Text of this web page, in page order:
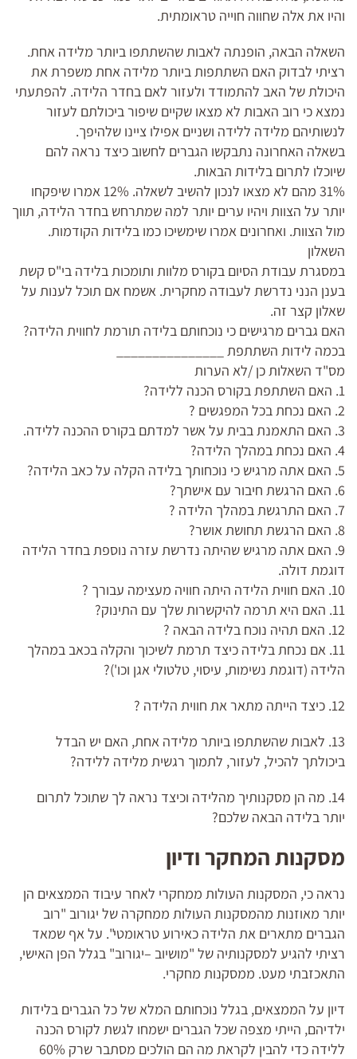
והיו את אלה שחווה חוייה טראומתית.
השאלה הבאה, הופנתה לאבות שהשתתפו ביותר מלידה אחת.
רציתי לבדוק האם השתתפות ביותר מלידה אחת משפרת את
היכולת של האב להתמודד ולעזור לאם בחדר הלידה. להפתעתי
נמצא כי רוב האבות לא מצאו שקיים שיפור ביכולתם לעזור
לנשותיהם מלידה ללידה ושניים אפילו ציינו שלהיפך.
בשאלה האחרונה נתבקשו הגברים לחשוב כיצד נראה להם
שיוכלו לתרום בלידות הבאות.
31% מהם לא מצאו לנכון להשיב לשאלה. 12% אמרו שיפקחו
יותר על הצוות ויהיו ערים יותר למה שמתרחש בחדר הלידה, תווך
מול הצוות. ואחרונים אמרו שימשיכו כמו בלידות הקודמות.
השאלון
במסגרת עבודת הסיום בקורס מלוות ותומכות בלידה בי"ס קשת
בענן הנני נדרשת לעבודה מחקרית. אשמח אם תוכל לענות על
שאלון קצר זה.
האם גברים מרגישים כי נוכחותם בלידה תורמת לחווית הלידה?
בכמה לידות השתתפת _______________
מס"ד השאלות כן /לא הערות
1. האם השתתפת בקורס הכנה ללידה?
2. האם נכחת בכל המפגשים ?
3. האם התאמנת בבית על אשר למדתם בקורס ההכנה ללידה.
4. האם נכחת במהלך הלידה?
5. האם אתה מרגיש כי נוכחותך בלידה הקלה על כאב הלידה?
6. האם הרגשת חיבור עם אישתך?
7. האם התרגשת במהלך הלידה ?
8. האם הרגשת תחושת אושר?
9. האם אתה מרגיש שהיתה נדרשת עזרה נוספת בחדר הלידה
דוגמת דולה.
10. האם חווית הלידה היתה חוויה מעצימה עבורך ?
11. האם היא תרמה להיקשרות שלך עם התינוק?
12. האם תהיה נוכח בלידה הבאה ?
11. אם נכחת בלידה כיצד תרמת לשיכוך והקלה בכאב במהלך
הלידה (דוגמת נשימות, עיסוי, טלטולי אגן וכו')?
12. כיצד הייתה מתאר את חווית הלידה ?
13. לאבות שהשתתפו ביותר מלידה אחת, האם יש הבדל
ביכולתך להכיל, לעזור, לתמוך רגשית מלידה ללידה?
14. מה הן מסקנותיך מהלידה וכיצד נראה לך שתוכל לתרום
יותר בלידה הבאה שלכם?
מסקנות המחקר ודיון
נראה כי, המסקנות העולות ממחקרי לאחר עיבוד הממצאים הן
יותר מאוזנות מהמסקנות העולות ממחקרה של יגורוב "רוב
הגברים מתארים את הלידה כאירוע טראומטי". על אף שמאד
רציתי להגיע למסקנותיה של "מושיוב –יגורוב" בגלל הפן האישי,
התאכזבתי מעט. ממסקנות מחקרי.
דיון על הממצאים, בגלל נוכחותם המלא של כל הגברים בלידות
ילדיהם, הייתי מצפה שכל הגברים ישמחו לגשת לקורס הכנה
ללידה כדי להבין לקראת מה הם הולכים מסתבר שרק 60%